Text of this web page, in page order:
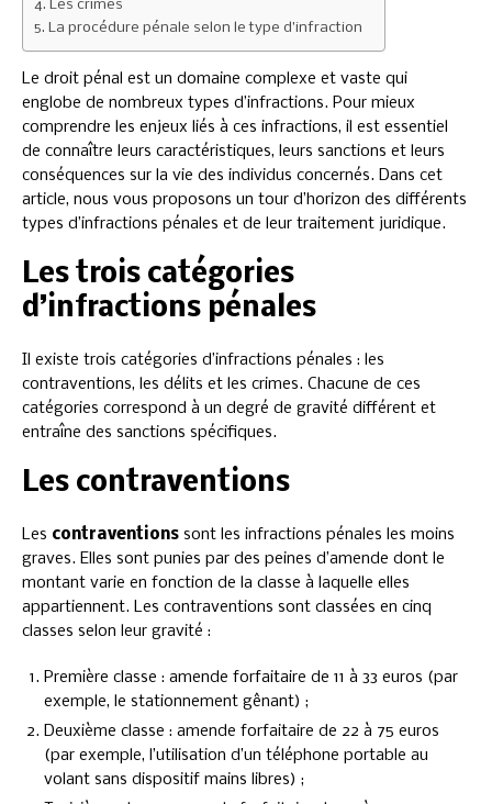
Les crimes
La procédure pénale selon le type d’infraction
Le droit pénal est un domaine complexe et vaste qui
englobe de nombreux types d’infractions. Pour mieux
comprendre les enjeux liés à ces infractions, il est essentiel
de connaître leurs caractéristiques, leurs sanctions et leurs
conséquences sur la vie des individus concernés. Dans cet
article, nous vous proposons un tour d’horizon des différents
types d’infractions pénales et de leur traitement juridique.
Les trois catégories
d’infractions pénales
Il existe trois catégories d’infractions pénales : les
contraventions, les délits et les crimes. Chacune de ces
catégories correspond à un degré de gravité différent et
entraîne des sanctions spécifiques.
Les contraventions
Les contraventions sont les infractions pénales les moins
graves. Elles sont punies par des peines d’amende dont le
montant varie en fonction de la classe à laquelle elles
appartiennent. Les contraventions sont classées en cinq
classes selon leur gravité :
Première classe : amende forfaitaire de 11 à 33 euros (par
exemple, le stationnement gênant) ;
Deuxième classe : amende forfaitaire de 22 à 75 euros
(par exemple, l’utilisation d’un téléphone portable au
volant sans dispositif mains libres) ;